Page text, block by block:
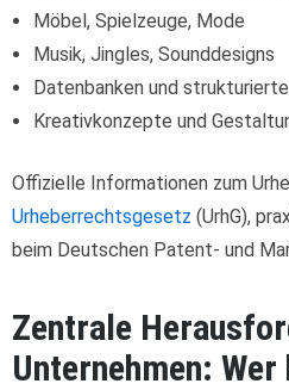
Möbel, Spielzeuge, Mode
Musik, Jingles, Sounddesigns
Datenbanken und
Kreativkonzepte und
Offizielle Informationen zum
Urheberrechtsgesetz (UrhG),
beim Deutschen Patent- und
Zentrale
Unternehmen: